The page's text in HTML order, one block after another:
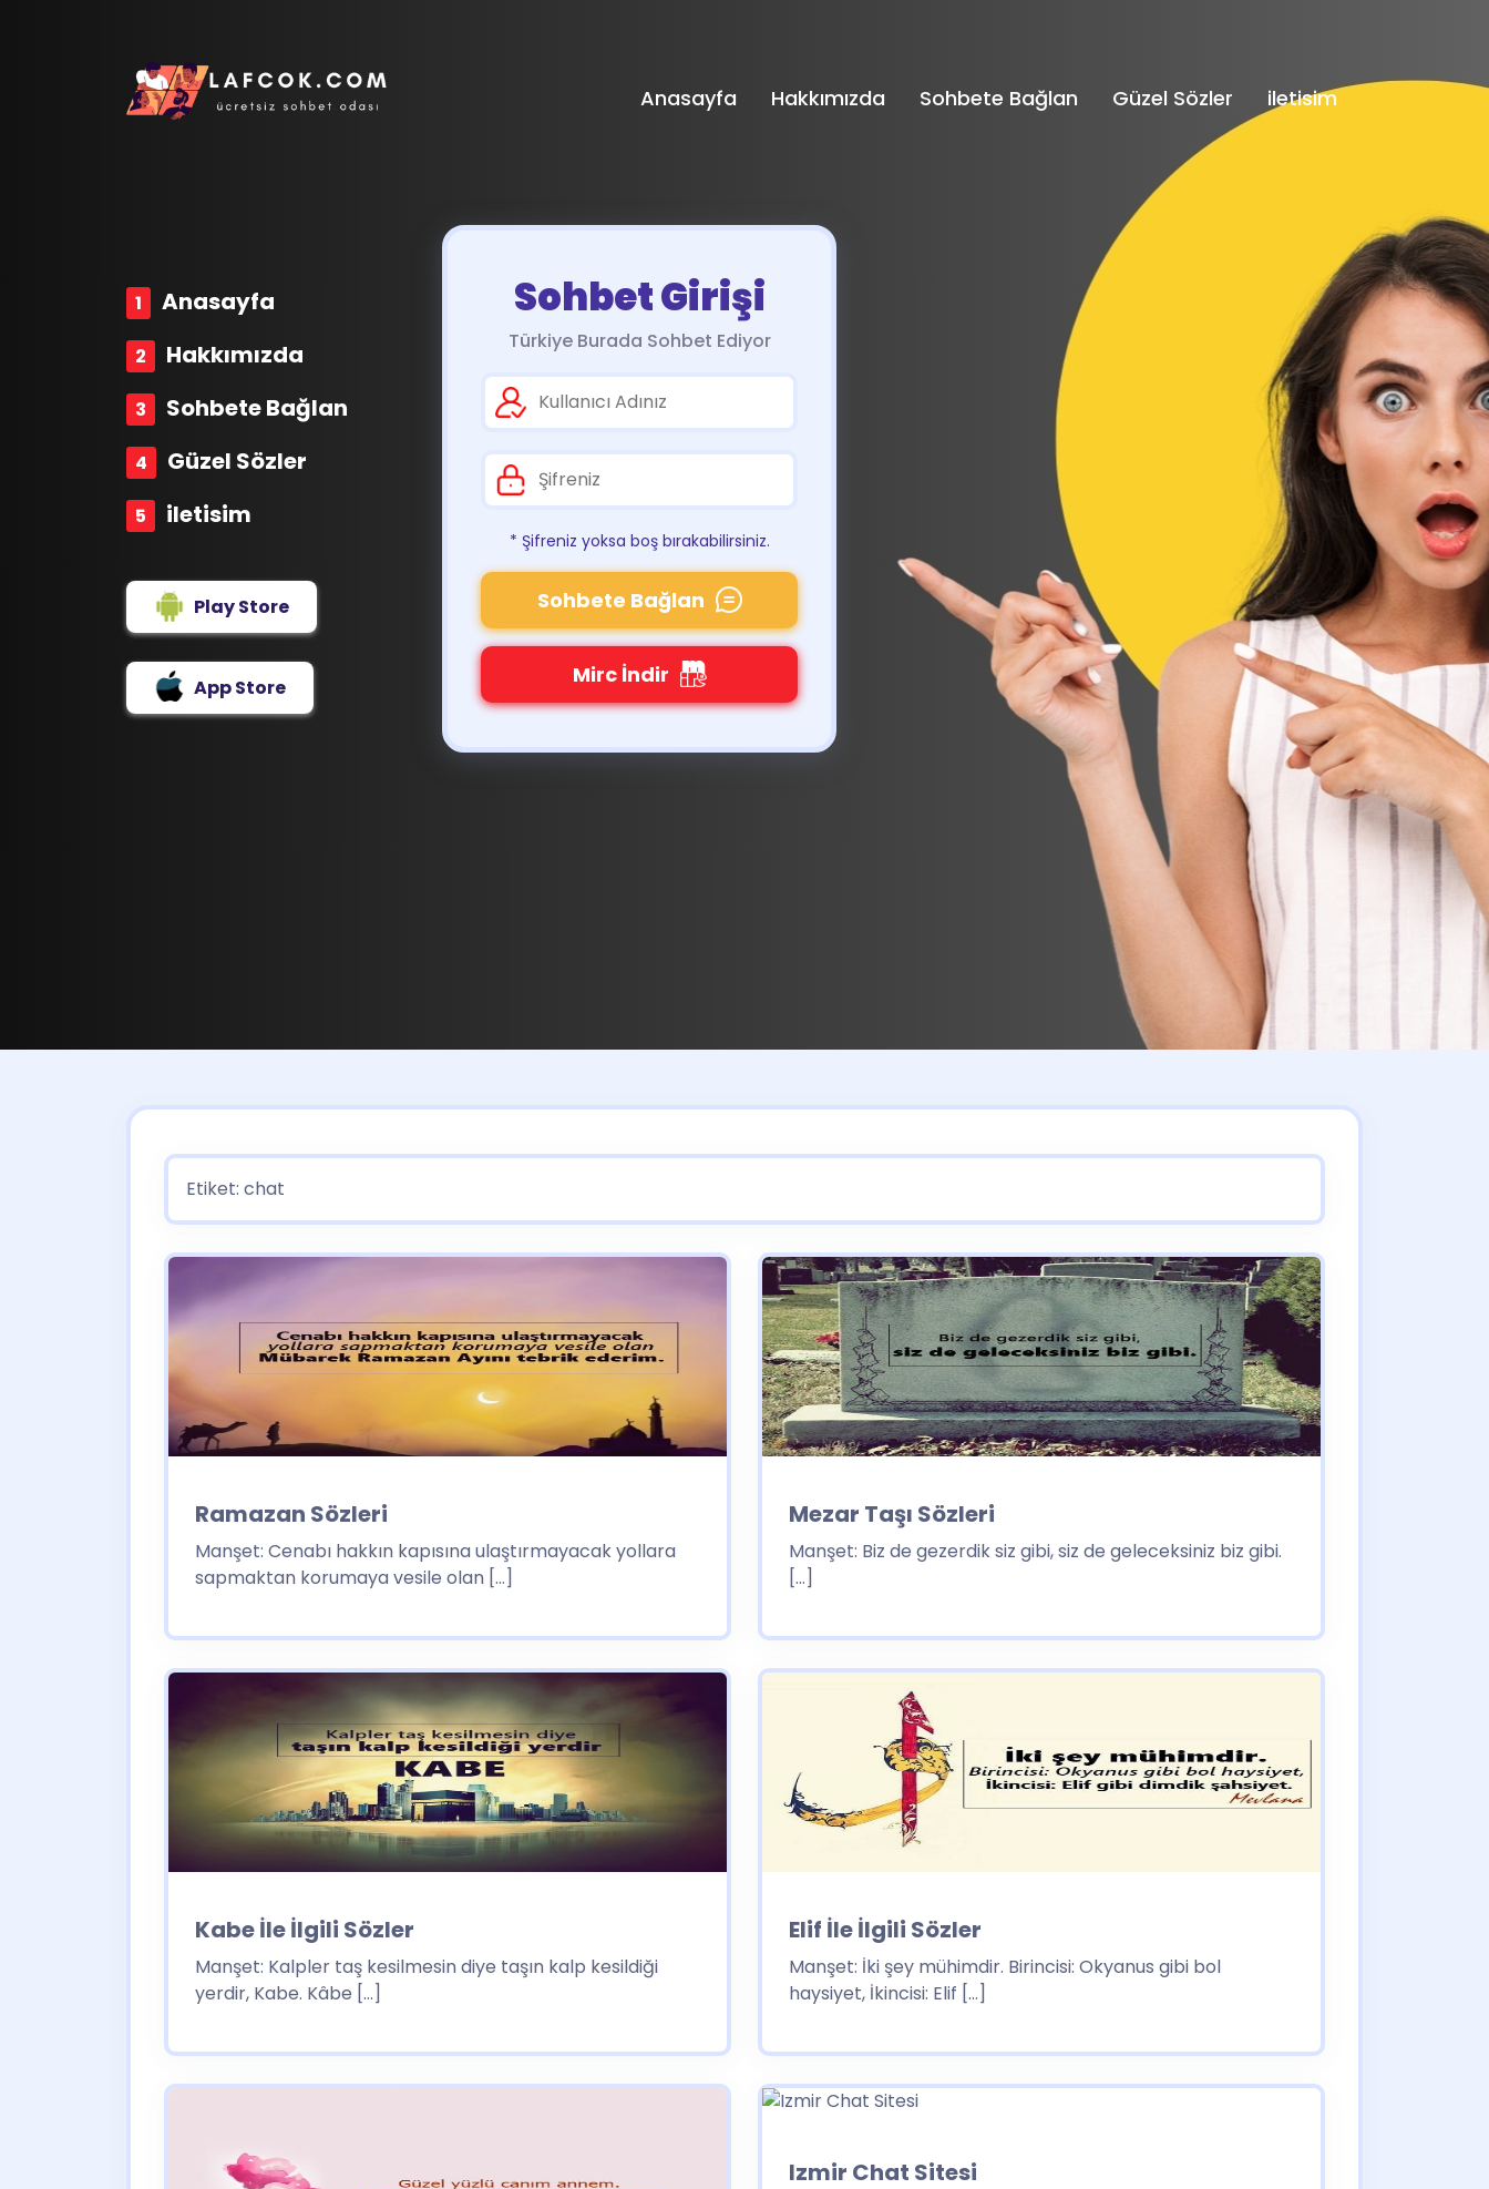
Anasayfa Hakkımızda Sohbete Bağlan Güzel Sözler iletisim
Anasayfa
Hakkımızda
Sohbete Bağlan
Güzel Sözler
iletisim
Play Store
App Store
Sohbet Girişi
Türkiye Burada Sohbet Ediyor
* Şifreniz yoksa boş bırakabilirsiniz.
Sohbete Bağlan
Mirc İndir
Etiket: chat
Ramazan Sözleri
Manşet: Cenabı hakkın kapısına ulaştırmayacak yollara
sapmaktan korumaya vesile olan […]
Mezar Taşı Sözleri
Manşet: Biz de gezerdik siz gibi, siz de geleceksiniz biz gibi.
[…]
Kabe İle İlgili Sözler
Manşet: Kalpler taş kesilmesin diye taşın kalp kesildiği
yerdir, Kabe. Kâbe […]
Elif İle İlgili Sözler
Manşet: İki şey mühimdir. Birincisi: Okyanus gibi bol
haysiyet, İkincisi: Elif […]
Izmir Chat Sitesi